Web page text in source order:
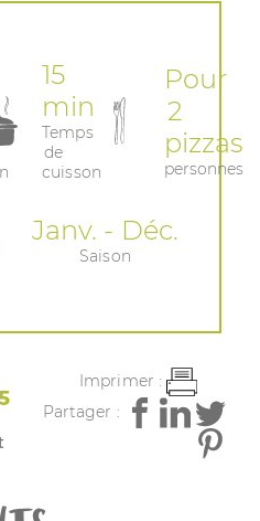
15
min
Temps
de
cuisson
Pour
2
pizzas
personnes
Janv. - Déc.
Saison
Imprimer :
Partager :